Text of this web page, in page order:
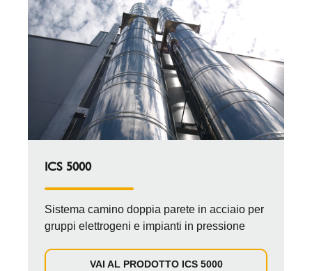
ICS 5000
Sistema camino doppia parete in acciaio per
gruppi elettrogeni e impianti in pressione
VAI AL PRODOTTO ICS 5000